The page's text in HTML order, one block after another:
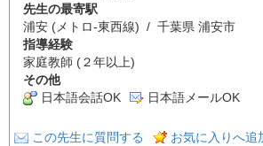
先生の最寄駅
浦安 (メトロ-東西線) / 千葉県 浦安市
指導経験
家庭教師 (２年以上)
その他
日本語会話OK
日本語メールOK
この先生に質問する
お気に入りへ追